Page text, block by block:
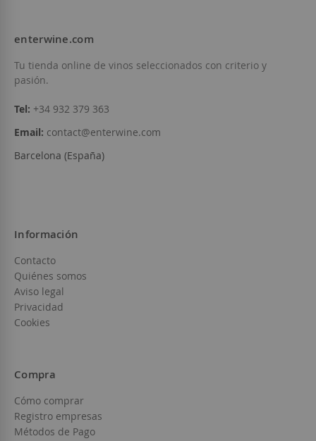
Añadir a la Lista de Deseos Añadir a la Lista
enterwine.com
Tu tienda online de vinos seleccionados con criterio y
pasión.
Tel: +34 932 379 363
Email: contact@enterwine.com
Barcelona (España)
Información
Contacto
Quiénes somos
Aviso legal
Privacidad
Cookies
Compra
Cómo comprar
Registro empresas
Métodos de Pago